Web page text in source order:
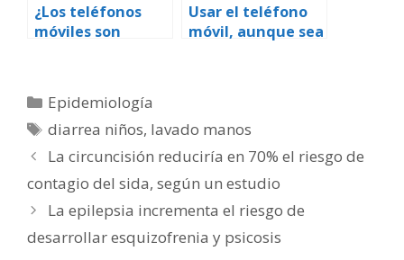
¿Los teléfonos
móviles son
Usar el teléfono
móvil, aunque sea
Categorías
Epidemiología
Etiquetas
diarrea niños, lavado manos
La circuncisión reduciría en 70% el riesgo de
contagio del sida, según un estudio
La epilepsia incrementa el riesgo de
desarrollar esquizofrenia y psicosis